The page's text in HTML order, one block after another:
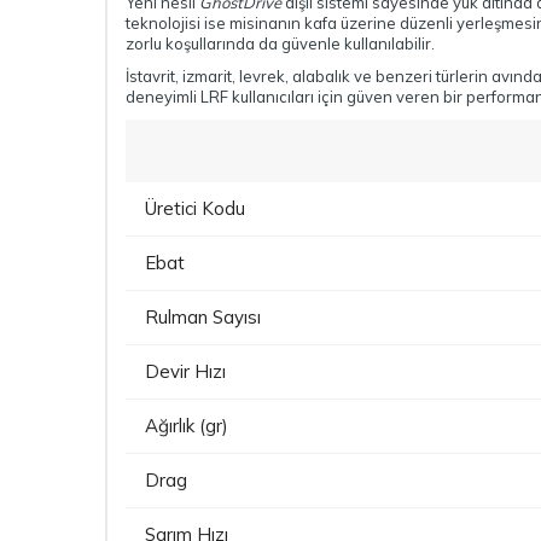
teknolojisi ise misinanın kafa üzerine düzenli
zorlu koşullarında da güvenle kullanılabilir.
İstavrit, izmarit, levrek, alabalık ve benzeri türlerin
deneyimli LRF kullanıcıları için güven veren bir
Üretici Kodu
Ebat
Rulman Sayısı
Devir Hızı
Ağırlık (gr)
Drag
Sarım Hızı